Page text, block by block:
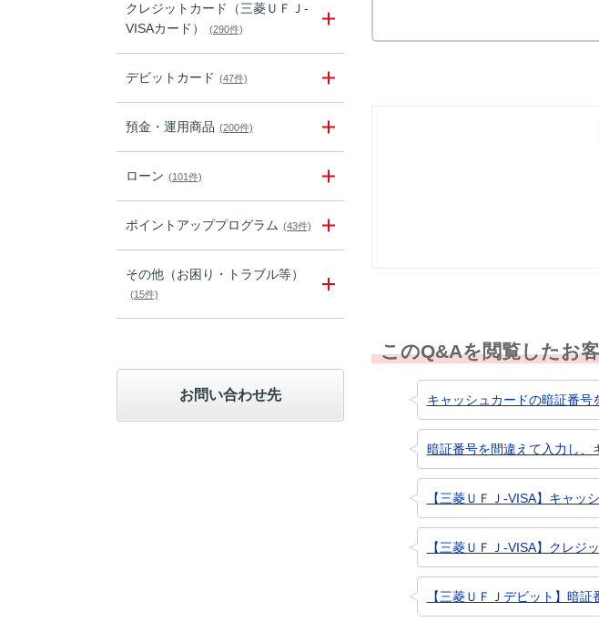
クレジットカード（三菱ＵＦＪ-
VISAカード）
(290件)
デビットカード (47件)
預金・運用商品 (200件)
ローン (101件)
ポイントアッププログラム (43件)
その他（お困り・トラブル等）
(15件)
お問い合わせ先
このQ&Aを閲覧したお
キャッシュカードの暗証番号
暗証番号を間違えて入力し、
【三菱ＵＦＪ-VISA】キャッ
【三菱ＵＦＪ-VISA】クレジ
【三菱ＵＦＪデビット】暗